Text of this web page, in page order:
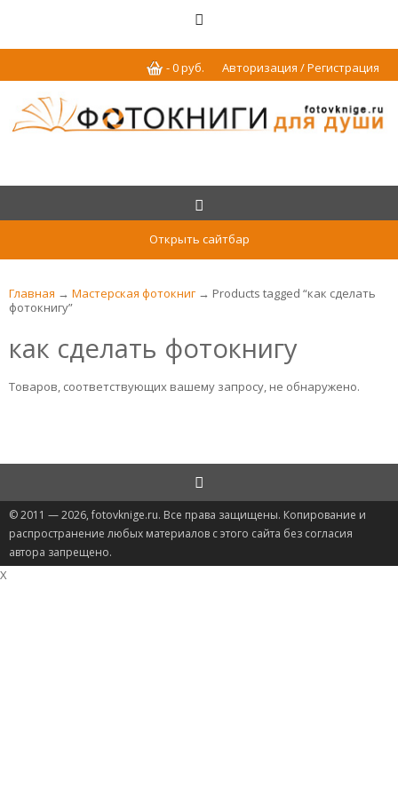
Авторизация / Регистрация
-0руб.
Открыть сайтбар
Главная → Мастерская фотокниг → Products tagged “как сделать
фотокнигу”
как сделать фотокнигу
Товаров, соответствующих вашему запросу, не обнаружено.
© 2011 — 2026, fotovknige.ru. Все права защищены. Копирование и
распространение любых материалов с этого сайта без согласия
автора запрещено.
X